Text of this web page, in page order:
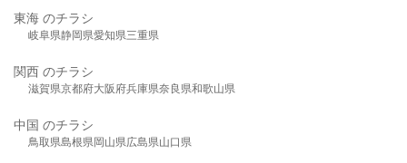
東海 のチラシ
岐阜県静岡県愛知県三重県
関西 のチラシ
滋賀県京都府大阪府兵庫県奈良県和歌山県
中国 のチラシ
鳥取県島根県岡山県広島県山口県